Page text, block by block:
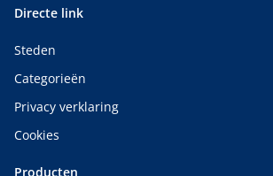
Directe link
Steden
Categorieën
Privacy verklaring
Cookies
Producten